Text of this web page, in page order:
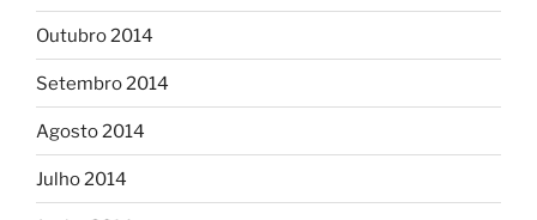
Outubro 2014
Setembro 2014
Agosto 2014
Julho 2014